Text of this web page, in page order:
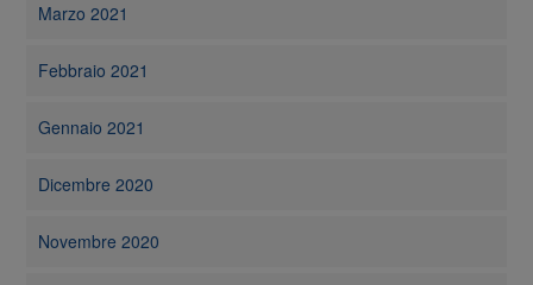
Marzo 2021
Febbraio 2021
Gennaio 2021
Dicembre 2020
Novembre 2020